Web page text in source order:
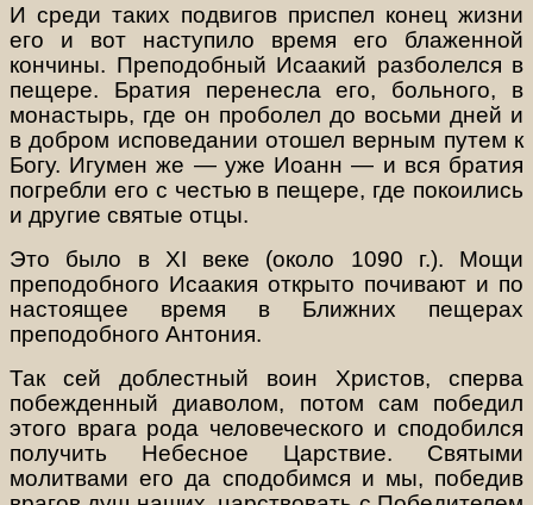
И среди таких подвигов приспел конец жизни
его и вот наступило время его блаженной
кончины. Преподобный Исаакий разболелся в
пещере. Братия перенесла его, больного, в
монастырь, где он проболел до восьми дней и
в добром исповедании отошел верным путем к
Богу. Игумен же — уже Иоанн — и вся братия
погребли его с честью в пещере, где покоились
и другие святые отцы.
Это было в XI веке (около 1090 г.). Мощи
преподобного Исаакия открыто почивают и по
настоящее время в Ближних пещерах
преподобного Антония.
Так сей доблестный воин Христов, сперва
побежденный диаволом, потом сам победил
этого врага рода человеческого и сподобился
получить Небесное Царствие. Святыми
молитвами его да сподобимся и мы, победив